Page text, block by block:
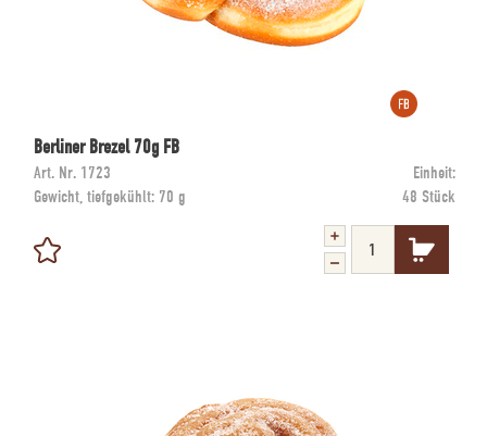
Berliner Brezel 70g FB
Art. Nr. 1723
Einheit:
Gewicht, tiefgekühlt: 70 g 48 Stück